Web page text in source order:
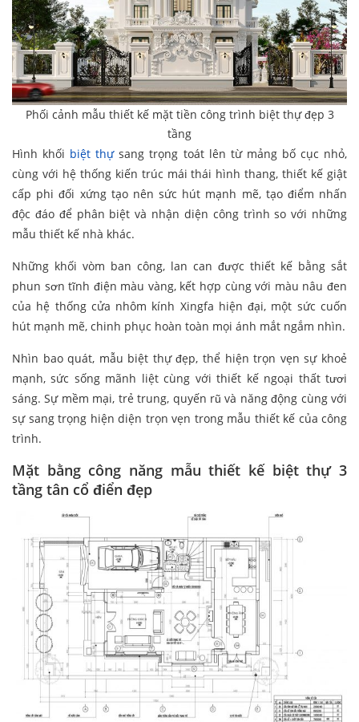
Phối cảnh mẫu thiết kế mặt tiền công trình biệt thự đẹp 3
tầng
Hình khối biệt thựsang trọng toát lên từ mảng bố cục nhỏ,
cùng với hệ thống kiến trúc mái thái hình thang, thiết kế giật
cấp phi đối xứng tạo nên sức hút mạnh mẽ, tạo điểm nhấn
độc đáo để phân biệt và nhận diện công trình so với những
mẫu thiết kế nhà khác.
Những khối vòm ban công, lan can được thiết kế bằng sắt
phun sơn tĩnh điện màu vàng, kết hợp cùng với màu nâu đen
của hệ thống cửa nhôm kính Xingfa hiện đại, một sức cuốn
hút mạnh mẽ, chinh phục hoàn toàn mọi ánh mắt ngắm nhìn.
Nhìn bao quát, mẫu biệt thự đẹp, thể hiện trọn vẹn sự khoẻ
mạnh, sức sống mãnh liệt cùng với thiết kế ngoại thất tươi
sáng. Sự mềm mại, trẻ trung, quyến rũ và năng động cùng với
sự sang trọng hiện diện trọn vẹn trong mẫu thiết kế của công
trình.
Mặt bằng công năng mẫu thiết kế biệt thự 3
tầng tân cổ điển đẹp